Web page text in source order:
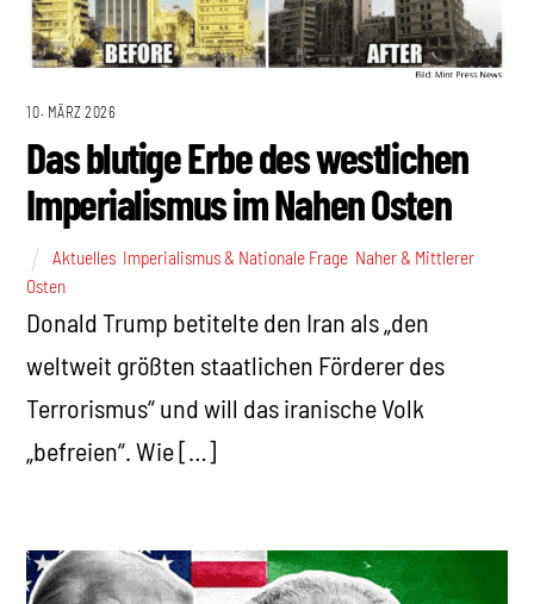
10. MÄRZ 2026
Das blutige Erbe des westlichen
Imperialismus im Nahen Osten
Aktuelles Imperialismus & Nationale Frage Naher & Mittlerer
Osten
Donald Trump betitelte den Iran als „den
weltweit größten staatlichen Förderer des
Terrorismus“ und will das iranische Volk
„befreien“. Wie […]